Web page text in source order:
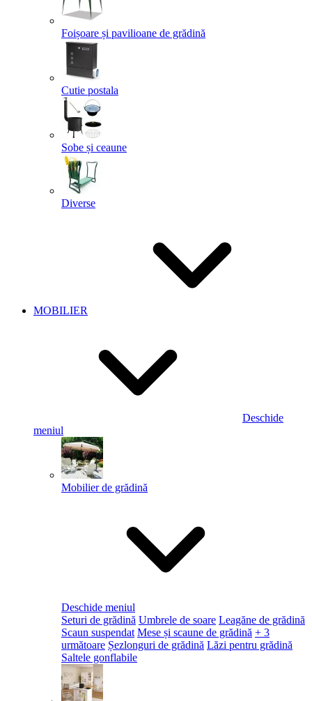
Foișoare și pavilioane de grădină
Cutie postala
Sobe și ceaune
Diverse
MOBILIER
Deschide
meniul
Mobilier de grădină
Deschide meniul
Seturi de grădină Umbrele de soare Leagăne de grădină
Scaun suspendat Mese și scaune de grădină + 3
următoare Șezlonguri de grădină Lăzi pentru grădină
Saltele gonflabile